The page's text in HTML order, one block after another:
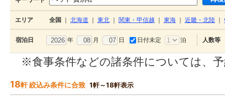
エリア 全国 北海道 東北 関東・甲信越 東海 近畿・北陸
宿泊日 年 月 日 日付未定 泊 人数等
※食事条件などの諸条件については、
18軒 絞込み条件に合致 1軒～18軒表示